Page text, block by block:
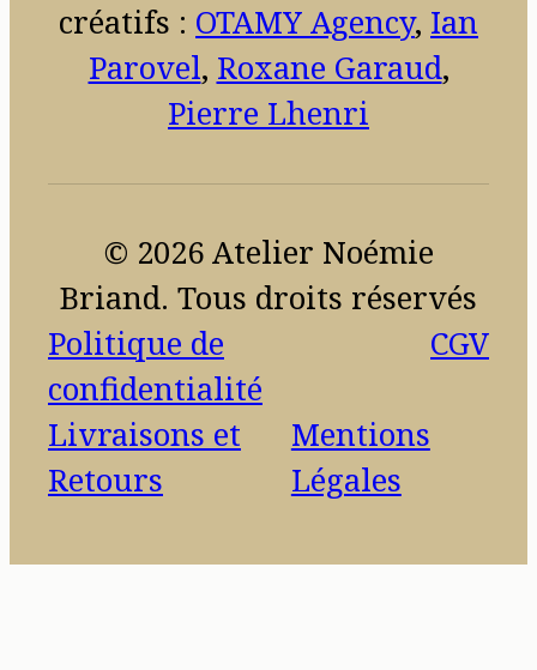
créatifs : OTAMY Agency, Ian
Parovel, Roxane Garaud,
Pierre Lhenri
© 2026 Atelier Noémie
Briand. Tous droits réservés
Politique de
confidentialité
CGV
Livraisons et
Retours
Mentions
Légales